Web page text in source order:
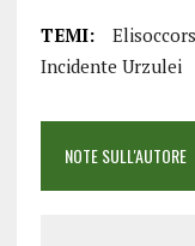
TEMI:
Incidente Urzulei
NOTE SULL'AUTORE